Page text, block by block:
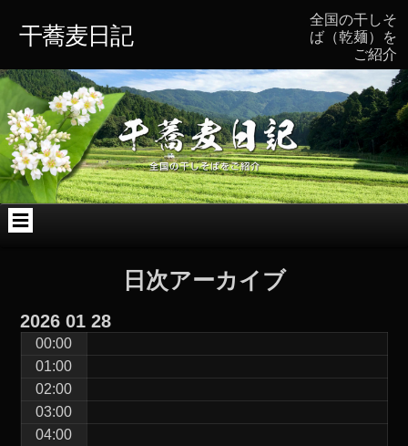
ツ
へ
ス
キ
ッ
プ
干蕎麦日記
全国の干しそ
ば（乾麺）を
ご紹介
日次アーカイブ
2026 01 28
00:00
01:00
02:00
03:00
04:00